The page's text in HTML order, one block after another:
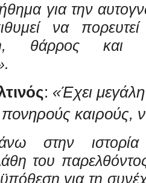
για την
να
θάρρος και
: «Έχει
καιρούς,
στην
του
για τη